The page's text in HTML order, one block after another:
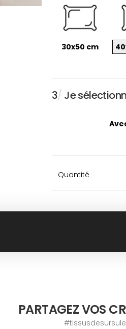
30x50 cm
3/ Je
Quantité
PARTAGEZ VOS